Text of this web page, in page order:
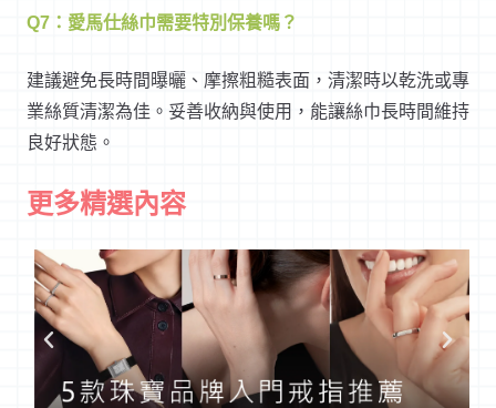
Q7：愛馬仕絲巾需要特別保養嗎？
建議避免長時間曝曬、摩擦粗糙表面，清潔時以乾洗或專
業絲質清潔為佳。妥善收納與使用，能讓絲巾長時間維持
良好狀態。
更多精選內容